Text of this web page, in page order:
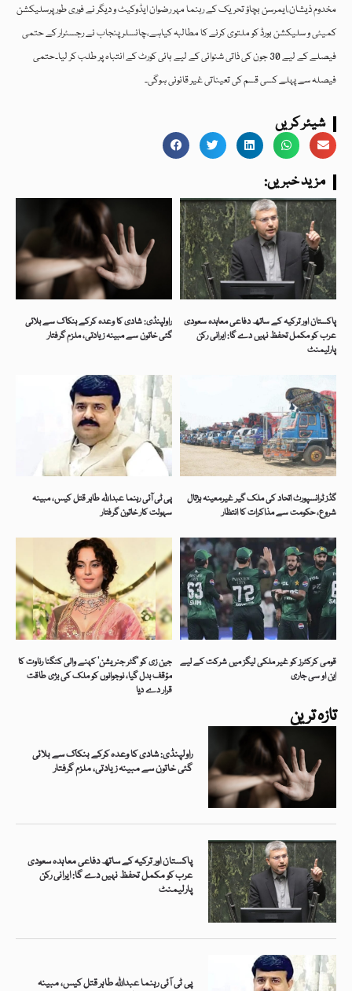
تازہ ترین
راولپنڈی: شادی کا وعدہ کرکے بنکاک سے بلائی
گئی خاتون سے مبینہ زیادتی، ملزم گرفتار
پاکستان اور ترکیہ کے ساتھ دفاعی معاہدہ سعودی
عرب کو مکمل تحفظ نہیں دے گا: ایرانی رکن
پارلیمنٹ
پی ٹی آئی رہنما عبداللہ طاہر قتل کیس، مبینہ
مخدوم ذیشان،ایمرسن بچاؤ تحریک کے رہنما مہر رضوان ایڈوکیٹ و دیگر نے فوری طورپرسلیکشن
کمیٹی و سلیکشن بورڈ کو ملتوی کرنے کا مطالبہ کیاہے،چانسلر پنجاب نے رجسٹرار کے حتمی
فیصلے کے لیے 30 جون کی ذاتی شنوائی کے لیے ہائی کورٹ کے انتباہ پر طلب کر لیا۔حتمی
فیصلہ سے پہلے کسی قسم کی تعیناتی غیر قانونی ہوگی۔
شیئر کریں
:مزید خبریں
راولپنڈی: شادی کا وعدہ کرکے بنکاک سے بلائی
گئی خاتون سے مبینہ زیادتی، ملزم گرفتار
پاکستان اور ترکیہ کے ساتھ دفاعی معاہدہ سعودی
عرب کو مکمل تحفظ نہیں دے گا: ایرانی رکن
پارلیمنٹ
پی ٹی آئی رہنما عبداللہ طاہر قتل کیس، مبینہ
سہولت کار خاتون گرفتار
گڈز ٹرانسپورٹ اتحاد کی ملک گیر غیرمعینہ ہڑتال
شروع، حکومت سے مذاکرات کا انتظار
جین زی کو ’گٹر جنریشن‘ کہنے والی کنگنا رناوت کا
مؤقف بدل گیا، نوجوانوں کو ملک کی بڑی طاقت
قرار دے دیا
قومی کرکٹرز کو غیر ملکی لیگز میں شرکت کے لیے
این او سی جاری